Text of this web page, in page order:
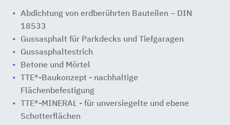
Abdichtung von erdberührten Bauteilen – DIN
18533
Gussasphalt für Parkdecks und Tiefgaragen
Gussasphaltestrich
Betone und Mörtel
TTE®-Baukonzept - nachhaltige
Flächenbefestigung
TTE®-MINERAL - für unversiegelte und ebene
Schotterflächen